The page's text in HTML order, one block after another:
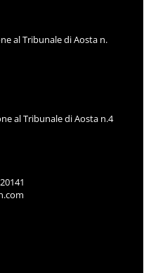
al Tribunale di Aosta n.
al Tribunale di Aosta n.4